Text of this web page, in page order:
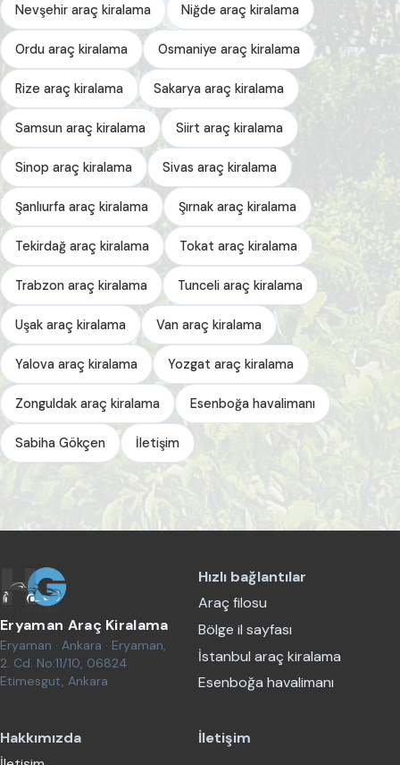
Nevşehir araç kiralama Niğde araç kiralama
Ordu araç kiralama Osmaniye araç kiralama
Rize araç kiralama Sakarya araç kiralama
Samsun araç kiralama Siirt araç kiralama
Sinop araç kiralama Sivas araç kiralama
Şanlıurfa araç kiralama Şırnak araç kiralama
Tekirdağ araç kiralama Tokat araç kiralama
Trabzon araç kiralama Tunceli araç kiralama
Uşak araç kiralama Van araç kiralama
Yalova araç kiralama Yozgat araç kiralama
Zonguldak araç kiralama Esenboğa havalimanı
Sabiha Gökçen İletişim
Eryaman Araç Kiralama
Eryaman · Ankara · Eryaman,
2. Cd. No:11/10, 06824
Etimesgut, Ankara
Hızlı bağlantılar
Araç filosu
Bölge il sayfası
İstanbul araç kiralama
Esenboğa havalimanı
Hakkımızda
İletişim